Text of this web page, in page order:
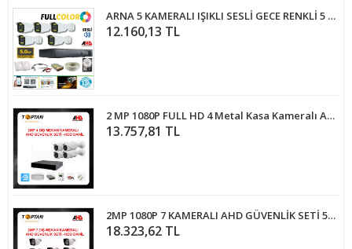
ARNA 5 KAMERALI IŞIKLI SESLİ GECE RENKLİ 5 MP H.265+ GÜVENLİK KAMERA SETİ 250 GB HDD DAHİL - ST250558
12.160,13 TL
2 MP 1080P FULL HD 4 Metal Kasa Kameralı Ahd Güvenlik Seti ARNA-7464
13.757,81 TL
2MP 1080P 7 KAMERALI AHD GÜVENLİK SETİ 500 GB HARDDİSK DAHİL ARNA-7327
18.323,62 TL